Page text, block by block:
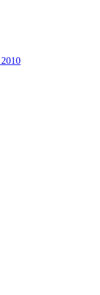
2010